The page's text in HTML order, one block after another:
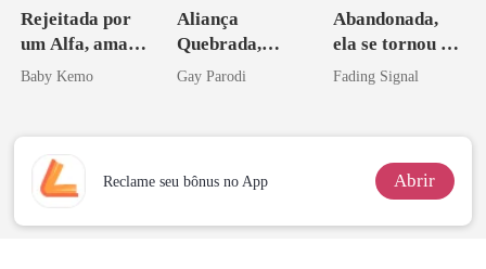
Rejeitada por
um Alfa, amada
por um
Baby Kemo
Aliança
Quebrada,
Segredos
Gay Parodi
Abandonada,
ela se tornou a
noiva do arqui-
Fading Signal
Reclame seu bônus no App Abrir